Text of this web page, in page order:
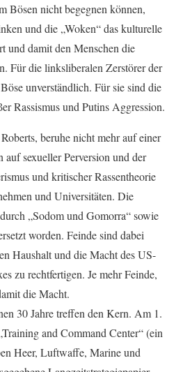
Bösen nicht begegnen können,
und die „Woken“ das kulturelle
und damit den Menschen die
Für die linksliberalen Zerstörer der
unverständlich. Für sie sind die
Rassismus und Putins Aggression.
beruhe nicht mehr auf einer
sexueller Perversion und der
und kritischer Rassentheorie
und Universitäten. Die
„Sodom und Gomorra“ sowie
worden. Feinde sind dabei
Haushalt und die Macht des US-
zu rechtfertigen. Je mehr Feinde,
die Macht.
30 Jahre treffen den Kern. Am 1.
and Command Center“ (ein
Heer, Luftwaffe, Marine und